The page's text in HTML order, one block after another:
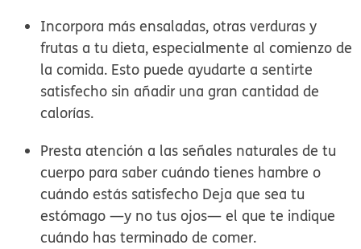
Incorpora más ensaladas, otras verduras y
frutasa tu dieta, especialmente al comienzo de
la comida. Esto puede ayudarte a sentirte
satisfecho sin añadir una gran cantidad de
calorías.
Presta atención a las señales naturales de tu
cuerpo para saber cuándo tienes hambre o
cuándo estás satisfecho Deja que sea tu
estómago —y no tus ojos— el que te indique
cuándo has terminado de comer.